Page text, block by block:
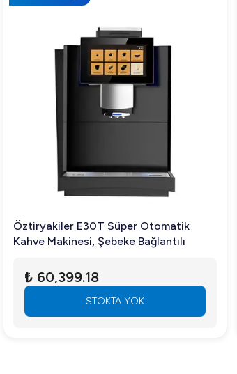
Öztiryakiler E30T Süper Otomatik
Kahve Makinesi, Şebeke Bağlantılı
₺ 60,399.18
STOKTA YOK